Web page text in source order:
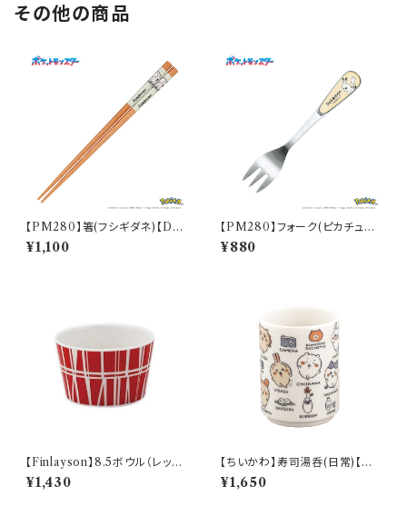
その他の商品
【PM280】箸(フシギダネ)【Dail
y Sketch】PM281-840
¥1,100
【PM280】フォーク(ピカチュウ)
【Daily Sketch】PM284-851
¥880
【Finlayson】8.5ボウル（レッ
ド）【コロナ】
¥1,430
【ちいかわ】寿司湯呑(日常)【CK
W50】CKW51-327
¥1,650